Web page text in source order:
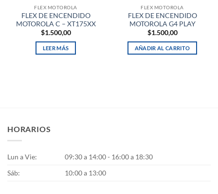
FLEX MOTOROLA
FLEX DE ENCENDIDO
MOTOROLA C – XT175XX
$1.500,00
LEER MÁS
FLEX MOTOROLA
FLEX DE ENCENDIDO
MOTOROLA G4 PLAY
$1.500,00
AÑADIR AL CARRITO
HORARIOS
Lun a Vie:
09:30 a 14:00 - 16:00 a 18:30
Sáb:
10:00 a 13:00